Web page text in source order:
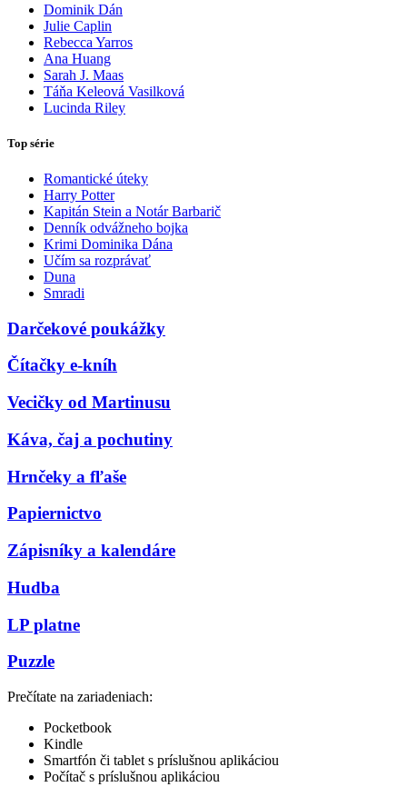
Dominik Dán
Julie Caplin
Rebecca Yarros
Ana Huang
Sarah J. Maas
Táňa Keleová Vasilková
Lucinda Riley
Top série
Romantické úteky
Harry Potter
Kapitán Stein a Notár Barbarič
Denník odvážneho bojka
Krimi Dominika Dána
Učím sa rozprávať
Duna
Smradi
Darčekové poukážky
Čítačky e-kníh
Vecičky od Martinusu
Káva, čaj a pochutiny
Hrnčeky a fľaše
Papiernictvo
Zápisníky a kalendáre
Hudba
LP platne
Puzzle
Prečítate na zariadeniach:
Pocketbook
Kindle
Smartfón či tablet s príslušnou aplikáciou
Počítač s príslušnou aplikáciou